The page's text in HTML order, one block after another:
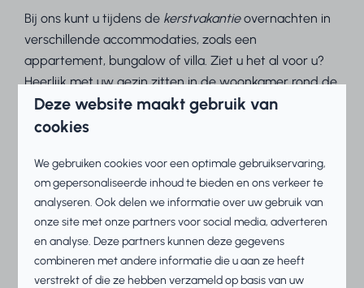
Bij ons kunt u tijdens de kerstvakantieovernachten in
verschillende accommodaties, zoals een
appartement, bungalow of villa. Ziet u het al voor u?
Heerlijk met uw gezin zitten in de woonkamer rond de
kerstboom, spelletjes spelen en wachten tot het
kerstdiner klaar is. Het kerstdiner wordt voorbereid in
een heerlijke wandeling over hetstrandvan het
IJsselmeer, wist u dat deze aan de rand van uw
accommodatie ligt of op loopafstand er vandaan? Op
eerste kerstdag geniet je van een
heerlijkkerstontbijtpakketdie wij persoonlijk aan de
deur van jouw vakantiewoning komen langsbrengen!
Deze website maakt gebruik van
cookies
We gebruiken cookies voor een optimale gebruikservaring,
om gepersonaliseerde inhoud te bieden en ons verkeer te
analyseren. Ook delen we informatie over uw gebruik van
onze site met onze partners voor social media, adverteren
en analyse. Deze partners kunnen deze gegevens
combineren met andere informatie die u aan ze heeft
verstrekt of die ze hebben verzameld op basis van uw